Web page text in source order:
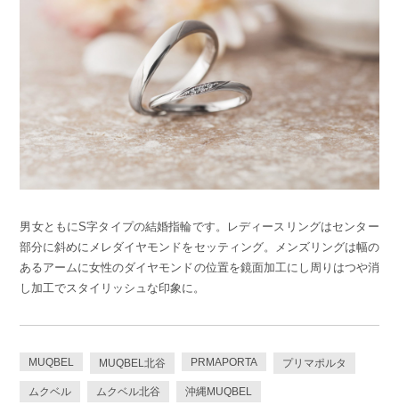
男女ともにS字タイプの結婚指輪です。レディースリングはセンター
部分に斜めにメレダイヤモンドをセッティング。メンズリングは幅の
あるアームに女性のダイヤモンドの位置を鏡面加工にし周りはつや消
し加工でスタイリッシュな印象に。
MUQBEL MUQBEL北谷 PRMAPORTA プリマポルタ
ムクベル ムクベル北谷 沖縄MUQBEL